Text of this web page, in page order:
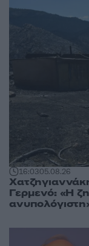
16:0305.08.26
Γερμενό: «Η